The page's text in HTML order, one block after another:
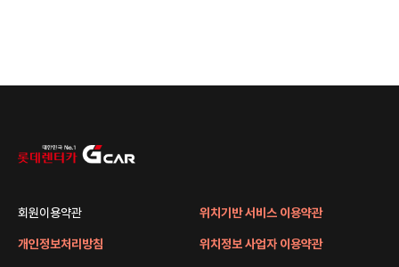
회원이용약관
개인정보처리방침
위치기반 서비스 이용약관
위치정보 사업자 이용약관